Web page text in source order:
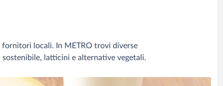
locali. In METRO trovi diverse
latticini e alternative vegetali.